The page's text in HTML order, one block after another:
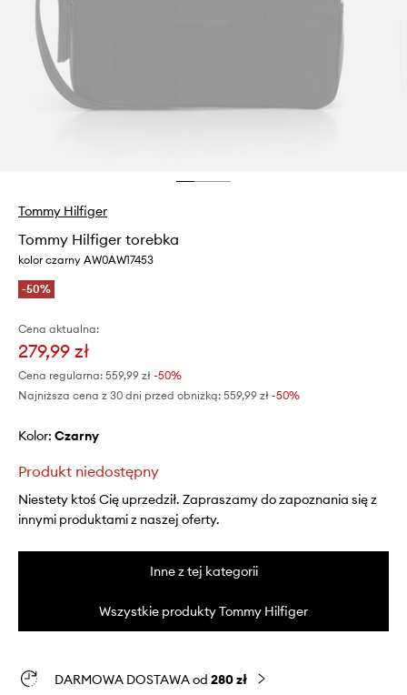
Tommy Hilfiger
Tommy Hilfiger torebka
kolor czarny AW0AW17453
-50%
Cena aktualna:
279,99 zł
Cena regularna: 559,99 zł -50%
Najniższa cena z 30 dni przed obniżką: 559,99 zł -50%
Kolor: czarny
Produkt niedostępny
Niestety ktoś Cię uprzedził. Zapraszamy do zapoznania się z
innymi produktami z naszej oferty.
Inne z tej kategorii
Wszystkie produkty Tommy Hilfiger
DARMOWA DOSTAWA od 280 zł